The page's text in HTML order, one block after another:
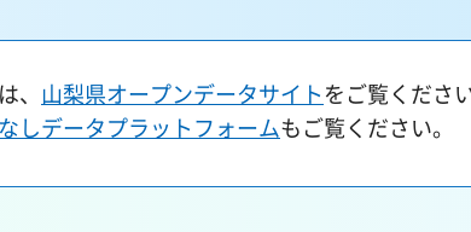
山梨県オープンデータサイトをご覧くださ
しデータプラットフォームもご覧ください。